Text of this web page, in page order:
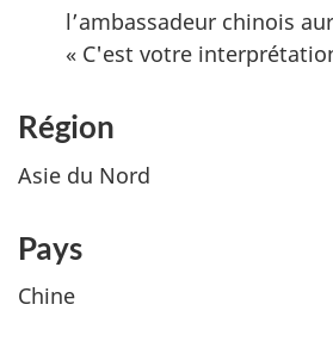
l’ambassadeur chinois
« C'est votre
Région
Asie du Nord
Pays
Chine